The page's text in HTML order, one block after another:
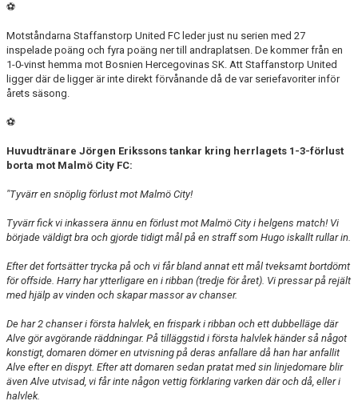
⚽
Motståndarna Staffanstorp United FC leder just nu serien med 27
inspelade poäng och fyra poäng ner till andraplatsen. De kommer från en
1-0-vinst hemma mot Bosnien Hercegovinas SK. Att Staffanstorp United
ligger där de ligger är inte direkt förvånande då de var seriefavoriter inför
årets säsong.
⚽
Huvudtränare Jörgen Erikssons tankar kring herrlagets 1-3-förlust
borta mot Malmö City FC:
"Tyvärr en snöplig förlust mot Malmö City!
Tyvärr fick vi inkassera ännu en förlust mot Malmö City i helgens match! Vi
började väldigt bra och gjorde tidigt mål på en straff som Hugo iskallt rullar in.
Efter det fortsätter trycka på och vi får bland annat ett mål tveksamt bortdömt
för offside. Harry har ytterligare en i ribban (tredje för året). Vi pressar på rejält
med hjälp av vinden och skapar massor av chanser.
De har 2 chanser i första halvlek, en frispark i ribban och ett dubbelläge där
Alve gör avgörande räddningar. På tilläggstid i första halvlek händer så något
konstigt, domaren dömer en utvisning på deras anfallare då han har anfallit
Alve efter en dispyt. Efter att domaren sedan pratat med sin linjedomare blir
även Alve utvisad, vi får inte någon vettig förklaring varken där och då, eller i
halvlek.